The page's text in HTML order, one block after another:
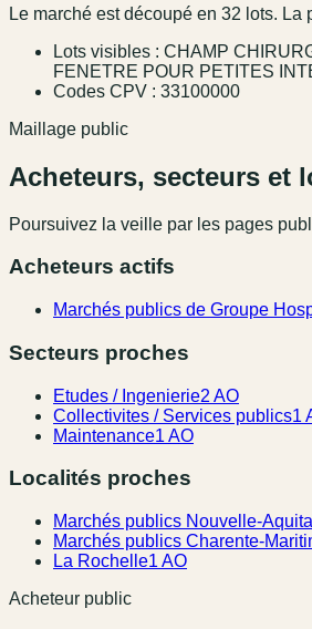
Le marché est découpé en 32 lots.
Lots visibles : CHAMP
FENETRE POUR PETITES
Codes CPV : 33100000
Maillage public
Acheteurs, secteurs et
Poursuivez la veille par les pages
Acheteurs actifs
Marchés publics de Groupe
Secteurs proches
Etudes / Ingenierie2 AO
Collectivites / Services publics1
Maintenance1 AO
Localités proches
Marchés publics Nouvelle-
Marchés publics Charente-
La Rochelle1 AO
Acheteur public